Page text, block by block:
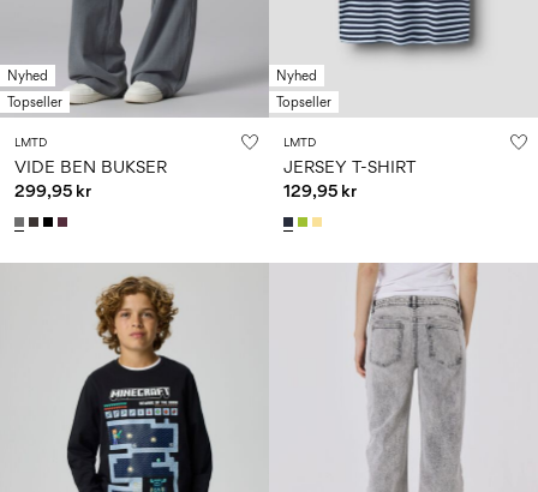
Nyhed
Topseller
LMTD
VIDE BEN BUKSER
299,95 kr
Nyhed
Topseller
LMTD
JERSEY T-SHIRT
129,95 kr